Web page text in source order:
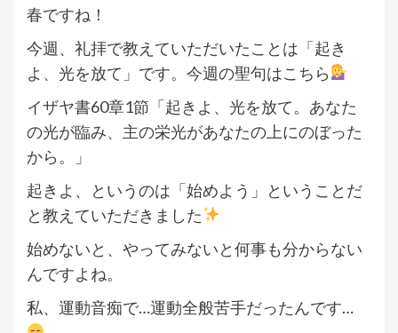
春ですね！
今週、礼拝で教えていただいたことは「起き
よ、光を放て」です。今週の聖句はこちら
イザヤ書60章1節「起きよ、光を放て。あなた
の光が臨み、主の栄光があなたの上にのぼった
から。」
起きよ、というのは「始めよう」ということだ
と教えていただきました
始めないと、やってみないと何事も分からない
んですよね。
私、運動音痴で…運動全般苦手だったんです…